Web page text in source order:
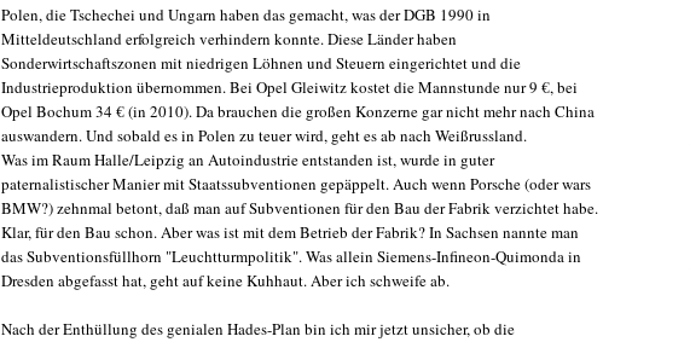
Polen, die Tschechei und Ungarn haben das gemacht, was der DGB 1990 in
Mitteldeutschland erfolgreich verhindern konnte. Diese Länder haben
Sonderwirtschaftszonen mit niedrigen Löhnen und Steuern eingerichtet und die
Industrieproduktion übernommen. Bei Opel Gleiwitz kostet die Mannstunde nur 9 €, bei
Opel Bochum 34 € (in 2010). Da brauchen die großen Konzerne gar nicht mehr nach China
auswandern. Und sobald es in Polen zu teuer wird, geht es ab nach Weißrussland.
Was im Raum Halle/Leipzig an Autoindustrie entstanden ist, wurde in guter
paternalistischer Manier mit Staatssubventionen gepäppelt. Auch wenn Porsche (oder wars
BMW?) zehnmal betont, daß man auf Subventionen für den Bau der Fabrik verzichtet habe.
Klar, für den Bau schon. Aber was ist mit dem Betrieb der Fabrik? In Sachsen nannte man
das Subventionsfüllhorn "Leuchtturmpolitik". Was allein Siemens-Infineon-Quimonda in
Dresden abgefasst hat, geht auf keine Kuhhaut. Aber ich schweife ab.
Nach der Enthüllung des genialen Hades-Plan bin ich mir jetzt unsicher, ob die